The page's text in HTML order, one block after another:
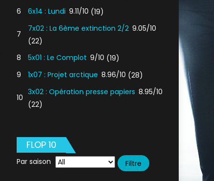
6
6x14 : Lundi 9.11/10 (19)
7
7x02 : La 6ème extinction 2/2 9.05/10
(22)
8
5x01 : Le Complot 9/10 (19)
9
1x07 : Projet arctique 8.96/10 (28)
10
3x02 : Opération presse papiers 8.95/10
(22)
FLOP 10
Par saison